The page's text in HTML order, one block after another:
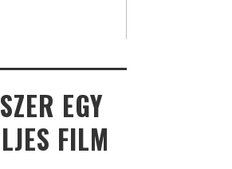
EGY
FILM